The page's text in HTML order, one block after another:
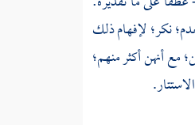
نكر؛ لإفهام ذلك
أنهن أكثر منهم؛